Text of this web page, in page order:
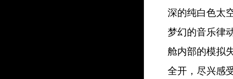
深的纯白色太
梦幻的音乐律
舱内部的模拟
全开，尽兴感